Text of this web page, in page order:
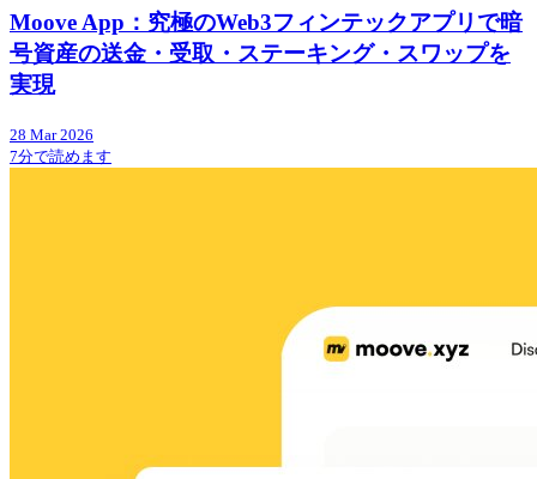
Moove App：究極のWeb3フィンテックアプリで暗
号資産の送金・受取・ステーキング・スワップを
実現
28 Mar 2026
7分で読めます